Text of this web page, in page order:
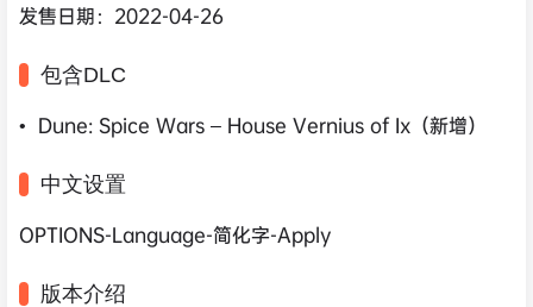
发售日期：2022-04-26
包含DLC
• Dune: Spice Wars – House Vernius of Ix（新增）
中文设置
OPTIONS-Language-简化字-Apply
版本介绍